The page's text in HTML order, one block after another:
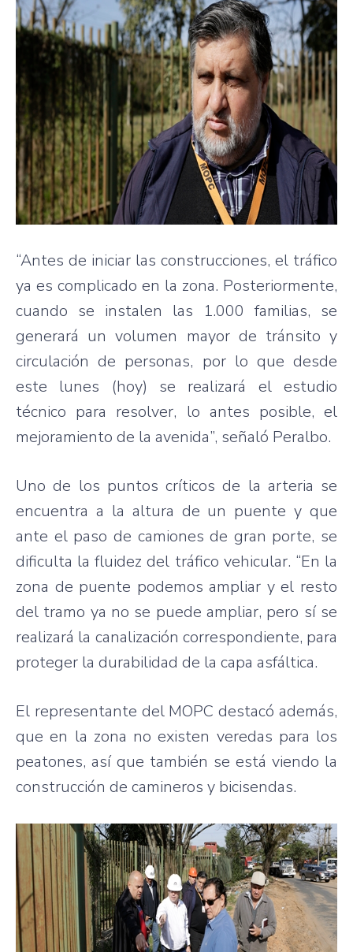
“Antes de iniciar las construcciones, el tráfico
ya es complicado en la zona. Posteriormente,
cuando se instalen las 1.000 familias, se
generará un volumen mayor de tránsito y
circulación de personas, por lo que desde
este lunes (hoy) se realizará el estudio
técnico para resolver, lo antes posible, el
mejoramiento de la avenida”, señaló Peralbo.
Uno de los puntos críticos de la arteria se
encuentra a la altura de un puente y que
ante el paso de camiones de gran porte, se
dificulta la fluidez del tráfico vehicular. “En la
zona de puente podemos ampliar y el resto
del tramo ya no se puede ampliar, pero sí se
realizará la canalización correspondiente, para
proteger la durabilidad de la capa asfáltica.
El representante del MOPC destacó además,
que en la zona no existen veredas para los
peatones, así que también se está viendo la
construcción de camineros y bicisendas.